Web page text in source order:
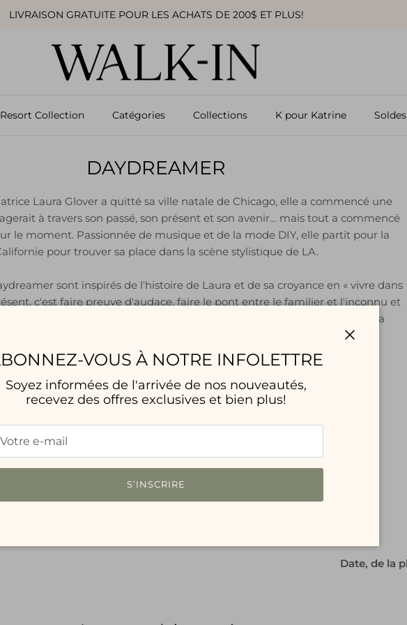
LIVRAISON GRATUITE POUR LES ACHATS DE 200$ ET PLUS!
Resort Collection Catégories Collections K pour Katrine Soldes
DAYDREAMER
Laura Glover a quitté sa ville natale de Chicago, elle a commencé une
à travers son passé, son présent et son avenir… mais tout a commencé
le moment. Passionnée de musique et de la mode DIY, elle partit pour la
pour trouver sa place dans la scène stylistique de LA.
sont inspirés de l'histoire de Laura et de sa croyance en « vivre dans
c'est faire preuve d'audace, faire le pont entre le familier et l'inconnu et
Pour elle, le rock est bien plus que de la musique. C'est un état d'esprit. La
l'espoir, l'intrépidité - ce sont les choses qui définissent Daydreamer.
Date, de la
VOUS À NOTRE INFOLETTRE
Soyez informées de l'arrivée de nos nouveautés,
recevez des offres exclusives et bien plus!
S’INSCRIRE